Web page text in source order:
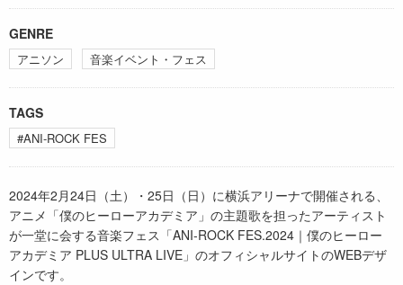
GENRE
アニソン 音楽イベント・フェス
TAGS
#ANI-ROCK FES
2024年2月24日（土）・25日（日）に横浜アリーナで開催される、
アニメ「僕のヒーローアカデミア」の主題歌を担ったアーティスト
が一堂に会する音楽フェス「ANI-ROCK FES.2024｜僕のヒーロー
アカデミア PLUS ULTRA LIVE」のオフィシャルサイトのWEBデザ
インです。